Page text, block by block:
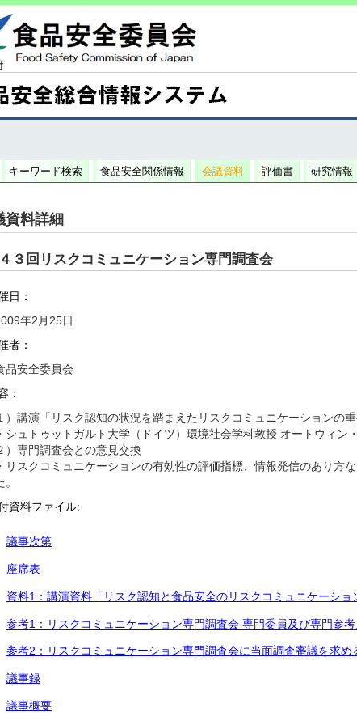
キーワード検索 食品安全関係情報 会議資料 評価書 研究情報
資料詳細
３回リスクコミュニケーション専門調査会
日：
年2月25日
者：
品安全委員会
：
）講演「リスク認知の状況を踏まえたリスクコミュニケーションの重
・シュトゥットガルト大学（ドイツ）環境社会学科教授 オートウィン
）専門調査会との意見交換
・リスクコミュニケーションの有効性の評価指標、情報発信のあり方
。
資料ファイル:
議事次第
座席表
資料1：講演資料「リスク認知と食品安全のリスクコミュニケーショ
参考1：リスクコミュニケーション専門調査会 専門委員及び専門参
参考2：リスクコミュニケーション専門調査会に当面調査審議を求
議事録
議事概要